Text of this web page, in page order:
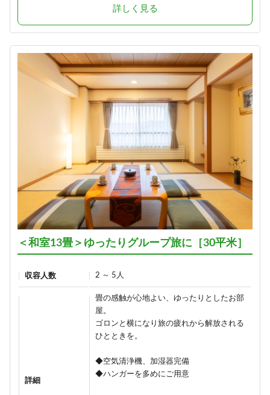
詳しく見る
＜和室13畳＞ゆったりグループ旅に［30平米］
収容人数 2 ～ 5人
詳細
畳の感触が心地よい、ゆったりとしたお部
屋。
ゴロンと横になり旅の疲れから解放される
ひとときを。
◆空気清浄機、加湿器完備
◆ハンガーを多めにご用意